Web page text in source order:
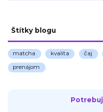
Štítky blogu
matcha kvalita čaj
prenájom